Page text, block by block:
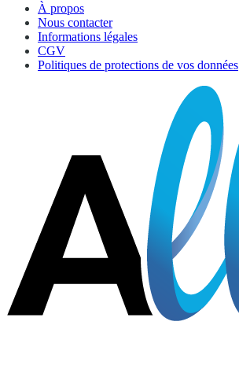
À propos
Nous contacter
Informations légales
CGV
Politiques de protections de vos données